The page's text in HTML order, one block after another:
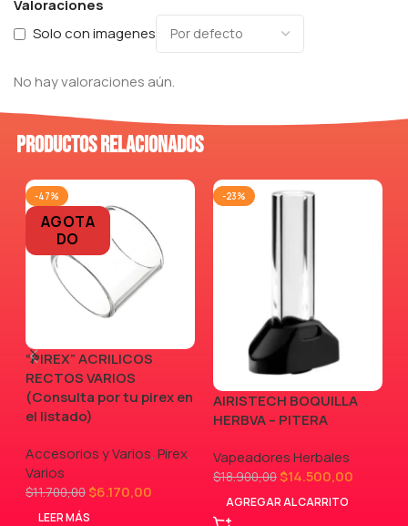
Valoraciones
Solo con imagenes
No hay valoraciones aún.
Productos relacionados
-47%
AGOTA
DO
“PIREX” ACRILICOS
RECTOS VARIOS
(Consulta por tu pirex en
el listado)
Accesorios y Varios, Pirex,
Varios
$11.700,00$6.170,00
LEER MÁS
-23%
AIRISTECH BOQUILLA
HERBVA – PITERA
Vapeadores Herbales
$18.900,00$14.500,00
AGREGAR AL CARRITO